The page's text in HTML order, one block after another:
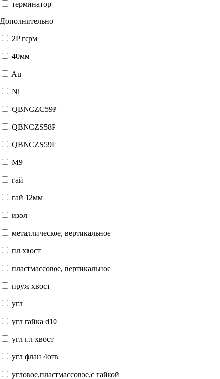
терминатор
Дополнительно
2P герм
40мм
Au
Ni
QBNCZC59P
QBNCZS58P
QBNCZS59P
М9
гай
гай 12мм
изол
металлическое, вертикальное
пл хвост
пластмассовое, вертикальное
пруж хвост
угл
угл гайка d10
угл пл хвост
угл флан 4отв
угловое,пластмассовое,с гайкой